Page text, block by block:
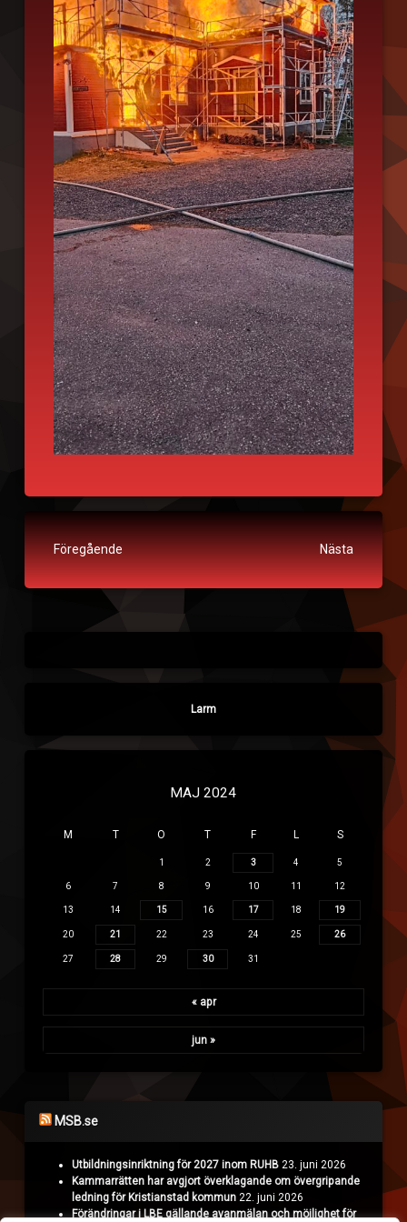
Fortsätt läsa
Föregående Nästa
Larm
MAJ 2024
M T O T F L S
1 2 3 4 5
6 7 8 9 10 11 12
13 14 15 16 17 18 19
20 21 22 23 24 25 26
27 28 29 30 31
« apr
jun »
MSB.se
Utbildningsinriktning för 2027 inom RUHB 23. juni 2026
Kammarrätten har avgjort överklagande om övergripande
ledning för Kristianstad kommun 22. juni 2026
Förändringar i LBE gällande avanmälan och möjlighet för